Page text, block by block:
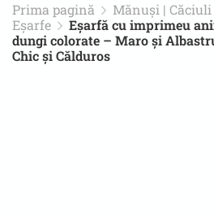
Prima pagină
Mănuși | Căciuli
Eșarfe
Eșarfă cu imprimeu
dungi colorate – Maro și
Chic și Călduros